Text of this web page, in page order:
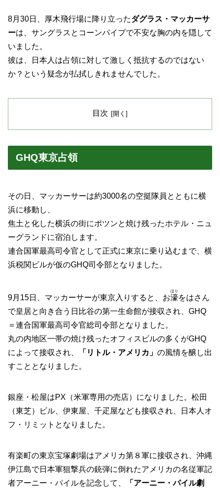
8月30日、厚木飛行場に降り立ったダグラス・マッカーサ
ーは、サングラスとコーンパイプで不安な胸の内を隠して
いました。
彼は、日本人は占領に対して激しく抵抗するのではない
か？という疑念が払拭しきれませんでした。
目次
GHQ東京占領
その日、マッカーサーは約3000名の空挺隊員とともに横
浜に移動し、
焦土と化した横浜の街にポツンと焼け残ったホテル・ニュ
ーグランドに宿泊します。
連合国軍最高司令官として正式に東京に乗り込むまで、横
浜税関ビルが仮のGHQ司令部となりました。
9月15日、マッカーサーが東京入りすると、お濠
ほり
をはさん
で皇居と向き合う日比谷の第一生命館が接収され、GHQ
＝連合国軍最高司令官総司令部となりました。
丸の内地区一帯の焼け残ったオフィスビルの多くがGHQ
によって接収され、
「リトル・アメリカ」 の風情を醸し出
すこととなりました。
銀座・松屋はPX（米軍専用の売店）になりました。松田
（東芝）ビル、伊東屋、千疋屋なども接収され、日本人オ
フ・リミットとなりました。
有楽町の東京宝塚劇場はアメリカ第８軍に接収され、沖縄
伊江島で日本軍狙撃兵の銃弾に倒れたアメリカの名従軍記
者アーニー・パイルを記念して、
「アーニー・パイル劇